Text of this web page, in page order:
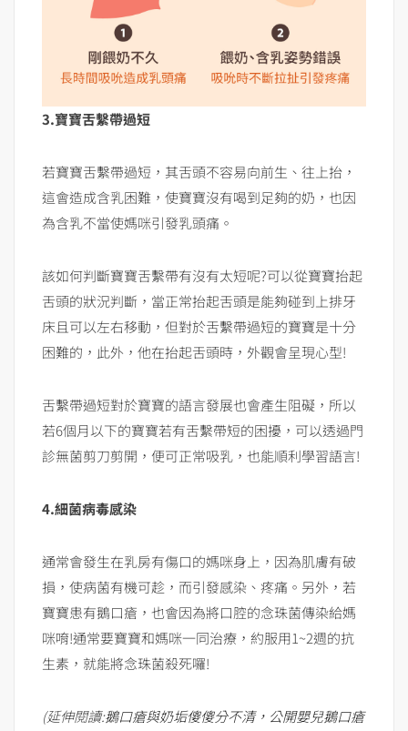
3.寶寶舌繫帶過短
若寶寶舌繫帶過短，其舌頭不容易向前生、往上抬，
這會造成含乳困難，使寶寶沒有喝到足夠的奶，也因
為含乳不當使媽咪引發乳頭痛。
該如何判斷寶寶舌繫帶有沒有太短呢?可以從寶寶抬起
舌頭的狀況判斷，當正常抬起舌頭是能夠碰到上排牙
床且可以左右移動，但對於舌繫帶過短的寶寶是十分
困難的，此外，他在抬起舌頭時，外觀會呈現心型!
舌繫帶過短對於寶寶的語言發展也會產生阻礙，所以
若6個月以下的寶寶若有舌繫帶短的困擾，可以透過門
診無菌剪刀剪開，便可正常吸乳，也能順利學習語言!
4.細菌病毒感染
通常會發生在乳房有傷口的媽咪身上，因為肌膚有破
損，使病菌有機可趁，而引發感染、疼痛。另外，若
寶寶患有鵝口瘡，也會因為將口腔的念珠菌傳染給媽
咪唷!通常要寶寶和媽咪一同治療，約服用1~2週的抗
生素，就能將念珠菌殺死囉!
(延伸閱讀:鵝口瘡與奶垢傻傻分不清，公開嬰兒鵝口瘡